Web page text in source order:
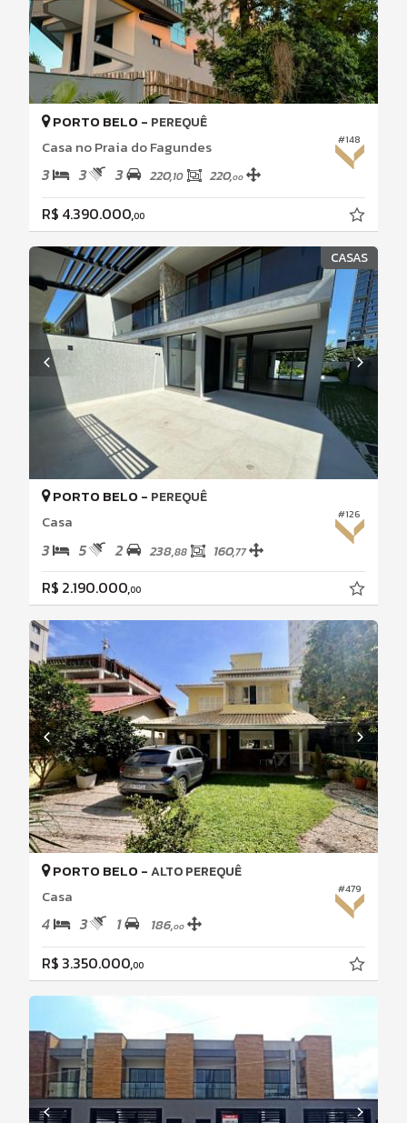
#148
PORTO BELO - PEREQUÊ
Casa no Praia do Fagundes
3 3 3 220,10 220,00
R$ 4.390.000,00
CASAS
#126
PORTO BELO - PEREQUÊ
Casa
3 5 2 238,88 160,77
R$ 2.190.000,00
#479
PORTO BELO -ALTO PEREQUÊ
Casa
4 3 1 186,00
R$ 3.350.000,00